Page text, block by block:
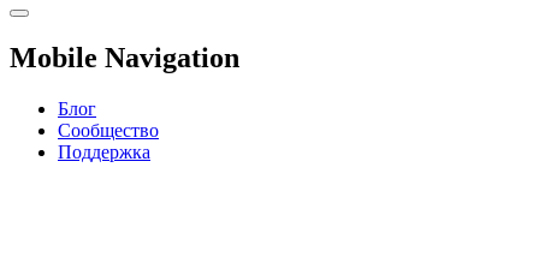
Mobile Navigation
Блог
Сообщество
Поддержка